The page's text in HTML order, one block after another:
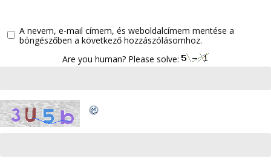
A nevem, e-mail címem, és weboldalcímem mentése a
böngészőben a következő hozzászólásomhoz.
Are you human? Please solve: